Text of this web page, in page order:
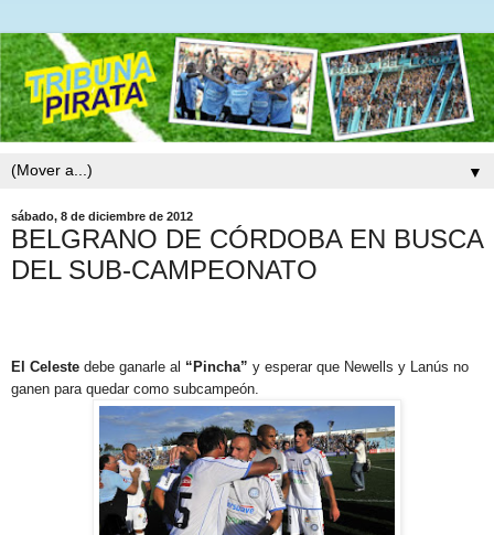
▼
sábado, 8 de diciembre de 2012
BELGRANO DE CÓRDOBA EN BUSCA
DEL SUB-CAMPEONATO
El Celeste debe ganarle al “Pincha” y esperar que Newells y Lanús no
ganen para quedar como subcampeón.